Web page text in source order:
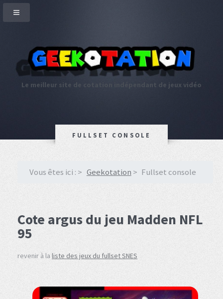
Le meilleur site de cotation indépendant de jeux vidéo
FULLSET CONSOLE
Vous êtes ici : Geekotation Fullset console
Cote argus du jeu Madden NFL
95
revenir à la liste des jeux du fullset SNES